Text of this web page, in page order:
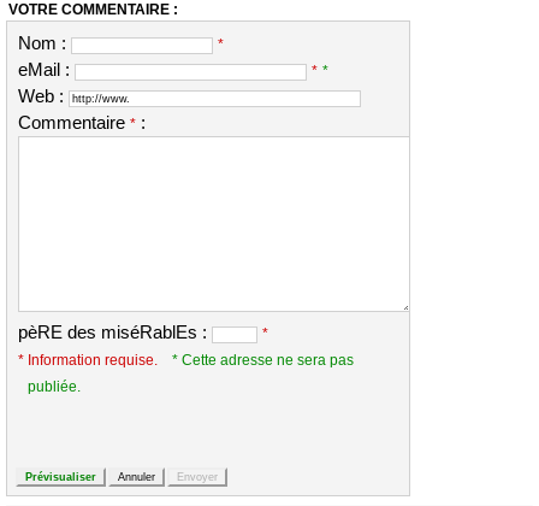
VOTRE COMMENTAIRE :
Nom : *
eMail : * *
Web :
Commentaire * :
pèRE des miséRablEs :
*
* Information requise.
* Cette adresse ne sera pas
publiée.